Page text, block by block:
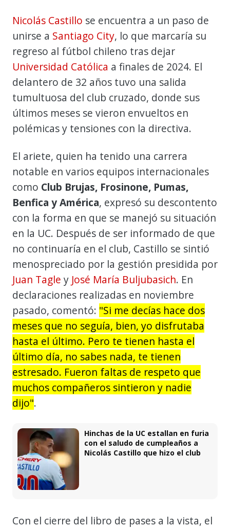
Nicolás Castillo se encuentra a un paso de
unirse a Santiago City, lo que marcaría su
regreso al fútbol chileno tras dejar
Universidad Católica a finales de 2024. El
delantero de 32 años tuvo una salida
tumultuosa del club cruzado, donde sus
últimos meses se vieron envueltos en
polémicas y tensiones con la directiva.
El ariete, quien ha tenido una carrera
notable en varios equipos internacionales
como Club Brujas, Frosinone, Pumas,
Benfica y América, expresó su descontento
con la forma en que se manejó su situación
en la UC. Después de ser informado de que
no continuaría en el club, Castillo se sintió
menospreciado por la gestión presidida por
Juan Tagle y José María Buljubasich. En
declaraciones realizadas en noviembre
pasado, comentó: "Si me decías hace dos
meses que no seguía, bien, yo disfrutaba
hasta el último. Pero te tienen hasta el
último día, no sabes nada, te tienen
estresado. Fueron faltas de respeto que
muchos compañeros sintieron y nadie
dijo".
Hinchas de la UC estallan en furia
con el saludo de cumpleaños a
Nicolás Castillo que hizo el club
Con el cierre del libro de pases a la vista, el